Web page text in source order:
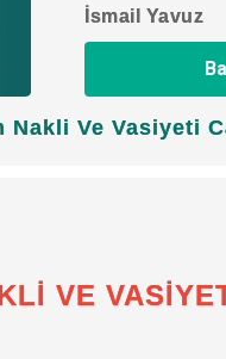
İsmail Yavuz
Nakli Ve Vasiyeti
VE